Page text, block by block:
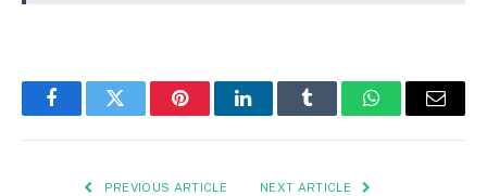
FacebookTwitter PinterestLinkedInTumblr WhatsAppEmail
PREVIOUS ARTICLE NEXT ARTICLE